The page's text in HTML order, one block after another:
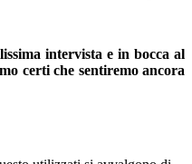
intervista e in bocca al
certi che sentiremo ancora